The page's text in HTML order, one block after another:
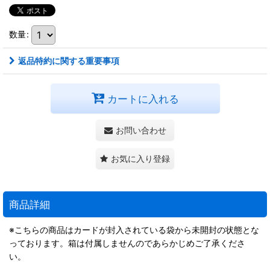
数量:
返品特約に関する重要事項
カートに入れる
お問い合わせ
お気に入り登録
商品詳細
※こちらの商品はカードが封入されている袋から未開封の状態とな
っております。箱は付属しませんのであらかじめご了承くださ
い。